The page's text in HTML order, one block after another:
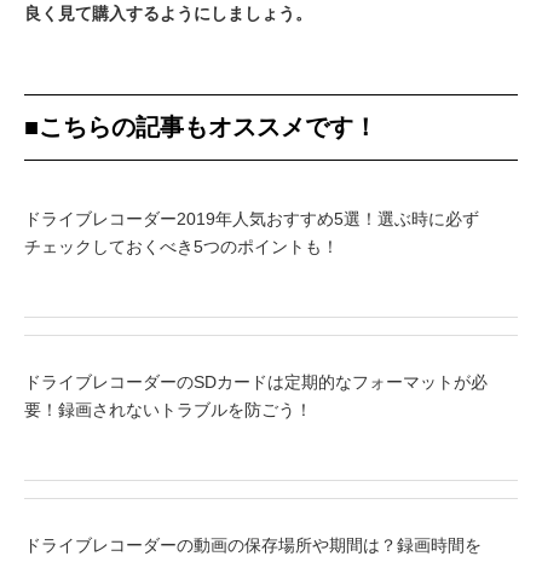
良く見て購入するようにしましょう。
■こちらの記事もオススメです！
ドライブレコーダー2019年人気おすすめ5選！選ぶ時に必ず
チェックしておくべき5つのポイントも！
ドライブレコーダーのSDカードは定期的なフォーマットが必
要！録画されないトラブルを防ごう！
ドライブレコーダーの動画の保存場所や期間は？録画時間を